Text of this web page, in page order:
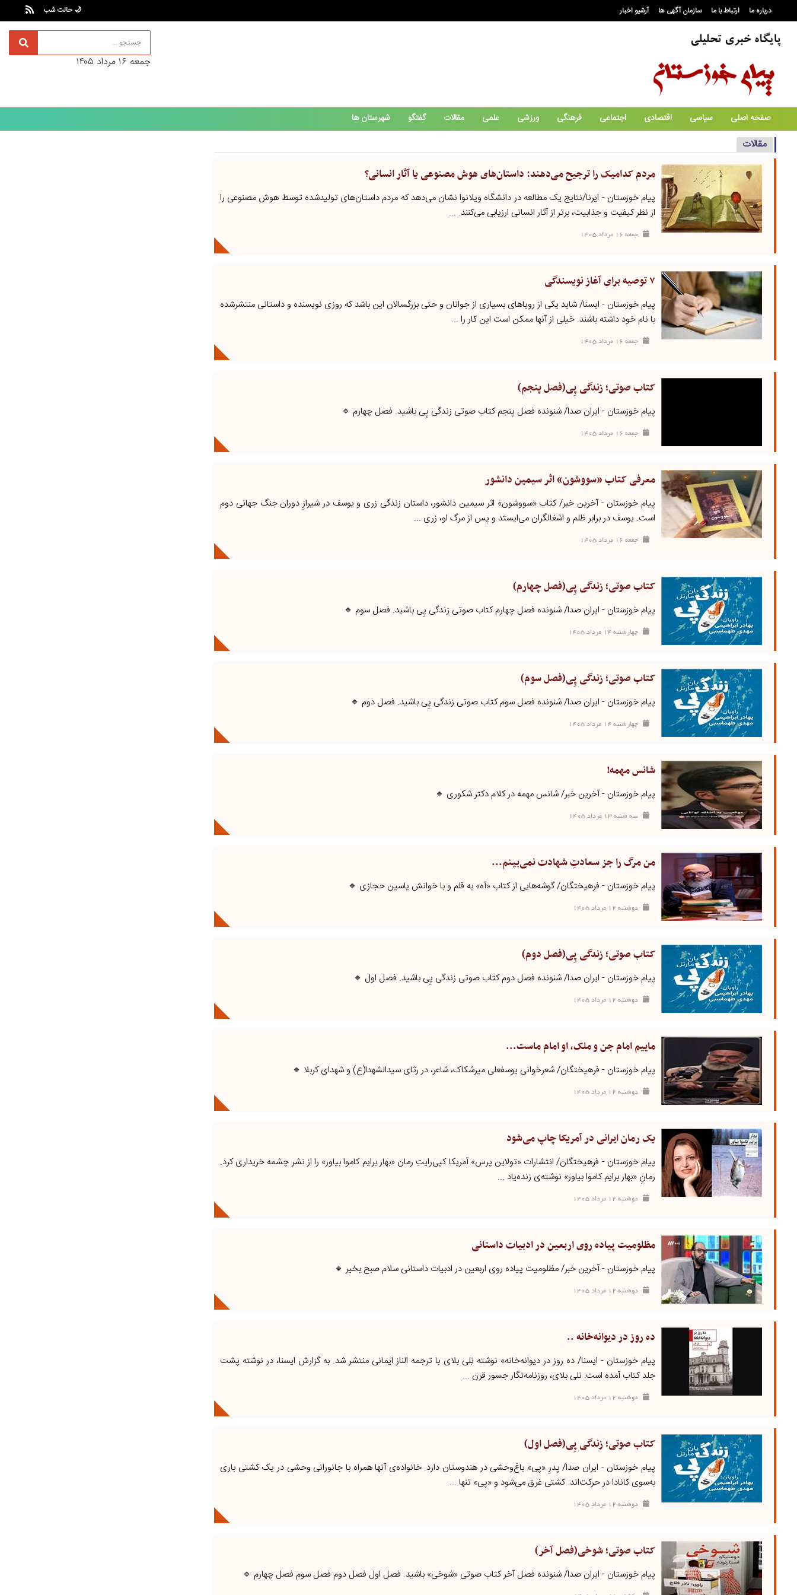
درباره ما ارتباط با ما سازمان آگهی ها آرشیو اخبار 🌙 حالت شب
جمعه ۱۶ مرداد ۱۴۰۵
صفحه اصلی سیاسی اقتصادی اجتماعی فرهنگی ورزشی علمی مقالات گفتگو شهرستان ها
مقالات
مردم کدامیک را ترجیح می‌دهند: داستان‌های هوش مصنوعی یا آثار انسانی؟
پیام خوزستان - ایرنا/نتایج یک مطالعه در دانشگاه ویلانوا نشان می‌دهد که مردم داستان‌های تولیدشده توسط هوش مصنوعی را
از نظر کیفیت و جذابیت، برتر از آثار انسانی ارزیابی می‌کنند. ...
جمعه ۱۶ مرداد ۱۴۰۵
۷ توصیه برای آغاز نویسندگی
پیام خوزستان - ایسنا/ شاید یکی از رویاهای بسیاری از جوانان و حتی بزرگسالان این باشد که روزی نویسنده و داستانی منتشرشده
با نام خود داشته باشند. خیلی از آنها ممکن است این کار را ...
جمعه ۱۶ مرداد ۱۴۰۵
کتاب صوتی؛ زندگی پِی(فصل پنجم)
پیام خوزستان - ایران صدا/ شنونده فصل پنجم کتاب صوتی زندگی پِی باشید. فصل چهارم 🔹
جمعه ۱۶ مرداد ۱۴۰۵
معرفی کتاب «سووشون» اثر سیمین دانشور
پیام خوزستان - آخرین خبر/ کتاب «سووشون» اثر سیمین دانشور، داستان زندگی زری و یوسف در شیرازِ دوران جنگ جهانی دوم
است. یوسف در برابر ظلم و اشغالگران می‌ایستد و پس از مرگ او، زری ...
جمعه ۱۶ مرداد ۱۴۰۵
کتاب صوتی؛ زندگی پِی(فصل چهارم)
پیام خوزستان - ایران صدا/ شنونده فصل چهارم کتاب صوتی زندگی پِی باشید. فصل سوم 🔹
چهارشنبه ۱۴ مرداد ۱۴۰۵
کتاب صوتی؛ زندگی پِی(فصل سوم)
پیام خوزستان - ایران صدا/ شنونده فصل سوم کتاب صوتی زندگی پِی باشید. فصل دوم 🔹
چهارشنبه ۱۴ مرداد ۱۴۰۵
شانس مهمه!
پیام خوزستان - آخرین خبر/ شانس مهمه در کلام دکتر شکوری 🔹
سه شنبه ۱۳ مرداد ۱۴۰۵
من مرگ را جز سعادتِ شهادت نمی‌بینم...
پیام خوزستان - فرهیختگان/ گوشه‌هایی از کتاب «آه» به قلم و با خوانش یاسین حجازی 🔹
دوشنبه ۱۲ مرداد ۱۴۰۵
کتاب صوتی؛ زندگی پِی(فصل دوم)
پیام خوزستان - ایران صدا/ شنونده فصل دوم کتاب صوتی زندگی پِی باشید. فصل اول 🔹
دوشنبه ۱۲ مرداد ۱۴۰۵
ماییم امام جن و ملک، او امام ماست...
پیام خوزستان - فرهیختگان/ شعرخوانی یوسفعلی میرشکاک، شاعر، در رثای سیدالشهدا(ع) و شهدای کربلا 🔹
دوشنبه ۱۲ مرداد ۱۴۰۵
یک رمان ایرانی در آمریکا چاپ می‌شود
پیام خوزستان - فرهیختگان/ انتشارات «تو‌لاین‌ پرس» آمریکا کپی‌رایتِ رمان «بهار برایم کاموا بیاور» را از نشر چشمه خریداری کرد.
رمانِ «بهار برایم کاموا بیاور» نوشته‌ی زنده‌یاد ...
دوشنبه ۱۲ مرداد ۱۴۰۵
مظلومیت پیاده روی اربعین در ادبیات داستانی
پیام خوزستان - آخرین خبر/ مظلومیت پیاده روی اربعین در ادبیات داستانی سلام صبح بخیر 🔹
دوشنبه ۱۲ مرداد ۱۴۰۵
ده روز در دیوانه‌خانه ..
پیام خوزستان - ایسنا/ ده روز در دیوانه‌خانه» نوشته نِلی بلای با ترجمه الناز ایمانی منتشر شد. به گزارش ایسنا، در نوشته پشت
جلد کتاب آمده است: نلی بلای، روزنامه‌نگار جسور قرن ...
دوشنبه ۱۲ مرداد ۱۴۰۵
کتاب صوتی؛ زندگی پِی(فصل اول)
پیام خوزستان - ایران صدا/ پدرِ «پی» باغ‌وحشی در هندوستان دارد. خانواده‌ی آنها همراه با جانورانی وحشی در یک کشتی باری
به‌سوی کانادا در حرکت‌اند. کشتی غرق می‌شود و «پی» تنها ...
دوشنبه ۱۲ مرداد ۱۴۰۵
کتاب صوتی؛ شوخی(فصل آخر)
پیام خوزستان - ایران صدا/ شنونده فصل آخر کتاب صوتی «شوخی» باشید. فصل اول فصل دوم فصل سوم فصل چهارم 🔹